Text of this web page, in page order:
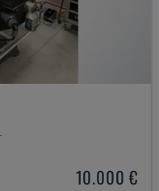
10.000 €